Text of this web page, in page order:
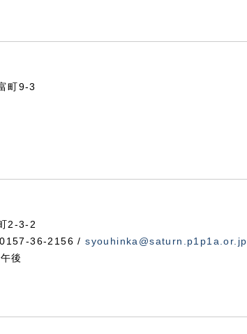
町9-3
2-3-2
0157-36-2156 /syouhinka@saturn.p1p1a.or.jp
後